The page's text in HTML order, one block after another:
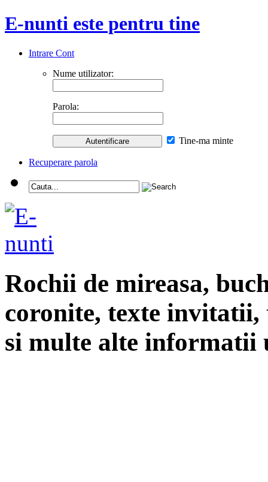
E-nunti este pentru tine
Intrare Cont
Nume utilizator:
Parola:
Tine-ma minte
Recuperare parola
Rochii de mireasa,
coronite, texte
si multe alte informatii